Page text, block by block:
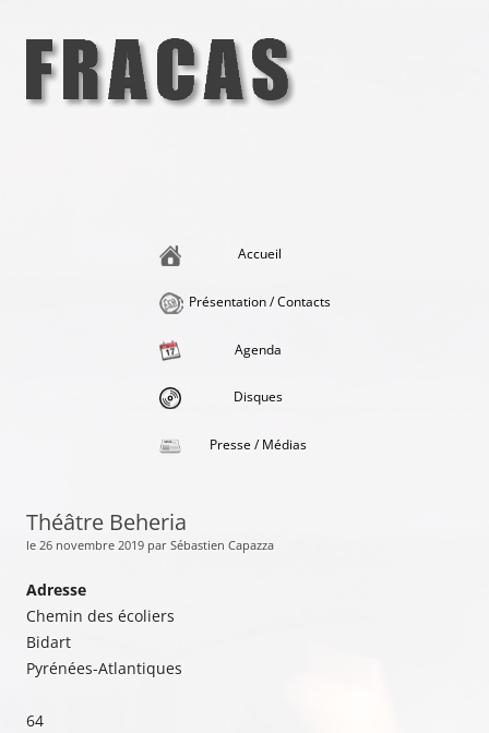
contenu
Accueil
Présentation / Contacts
Agenda
Disques
Presse / Médias
Théâtre Beheria
le 26 novembre 2019 par Sébastien Capazza
Adresse
Chemin des écoliers
Bidart
Pyrénées-Atlantiques
64